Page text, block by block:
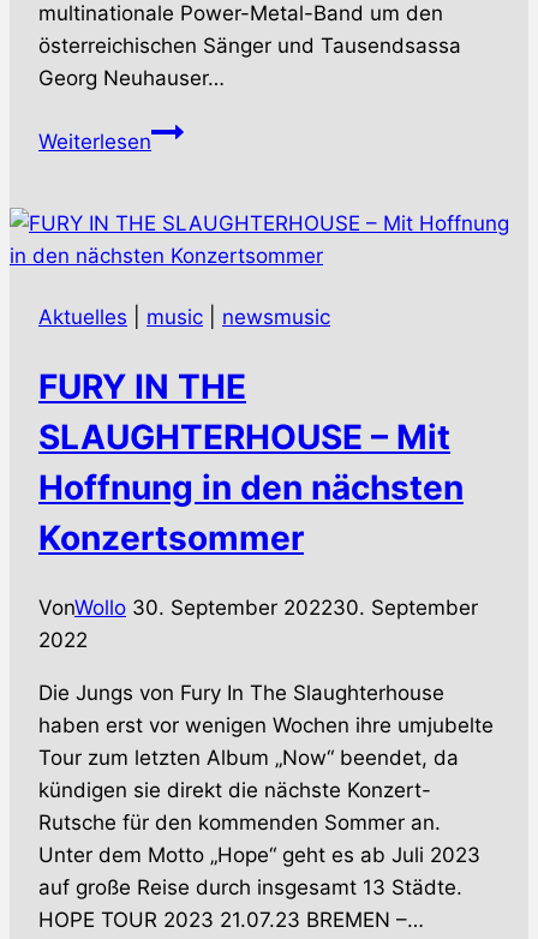
multinationale Power-Metal-Band um den
österreichischen Sänger und Tausendsassa
Georg Neuhauser…
WeiterlesenWARKINGS
mit
Powerwolf
Dragonforce
Tour
Aktuelles music newsmusic
FURY IN THE
SLAUGHTERHOUSE – Mit
Hoffnung in den nächsten
Konzertsommer
VonWollo 30. September 202230. September
2022
Die Jungs von Fury In The Slaughterhouse
haben erst vor wenigen Wochen ihre umjubelte
Tour zum letzten Album „Now“ beendet, da
kündigen sie direkt die nächste Konzert-
Rutsche für den kommenden Sommer an.
Unter dem Motto „Hope“ geht es ab Juli 2023
auf große Reise durch insgesamt 13 Städte.
HOPE TOUR 2023 21.07.23 BREMEN –…